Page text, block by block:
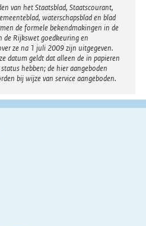
van het Staatsblad, Staatscourant,
waterschapsblad en blad
de formele bekendmakingen in de
de Rijkswet goedkeuring en
ze na 1 juli 2009 zijn uitgegeven.
datum geldt dat alleen de in papieren
hebben; de hier aangeboden
bij wijze van service aangeboden.